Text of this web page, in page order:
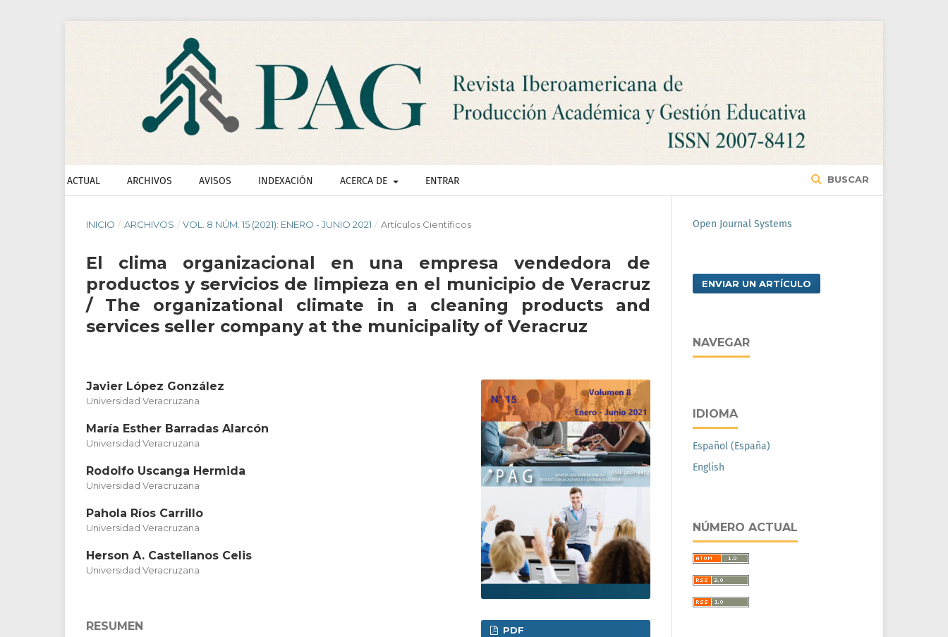
ACTUAL ARCHIVOS AVISOS INDEXACIÓN ACERCA DE ENTRAR BUSCAR
INICIO / ARCHIVOS / VOL. 8 NÚM. 15 (2021): ENERO - JUNIO 2021 / Artículos Científicos
El clima organizacional en una empresa vendedora de
productos y servicios de limpieza en el municipio de Veracruz
/ The organizational climate in a cleaning products and
services seller company at the municipality of Veracruz
Javier López González
Universidad Veracruzana
María Esther Barradas Alarcón
Universidad Veracruzana
Rodolfo Uscanga Hermida
Universidad Veracruzana
Pahola Ríos Carrillo
Universidad Veracruzana
Herson A. Castellanos Celis
Universidad Veracruzana
RESUMEN PDF
Open Journal Systems
ENVIAR UN ARTÍCULO
NAVEGAR
IDIOMA
Español (España)
English
NÚMERO ACTUAL